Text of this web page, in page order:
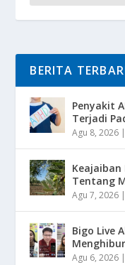
BERITA
Penyakit
Terjadi
Agu 8, 2026 |
Tentang
Agu 7, 2026 |
Bigo Live
Agu 6, 2026 |